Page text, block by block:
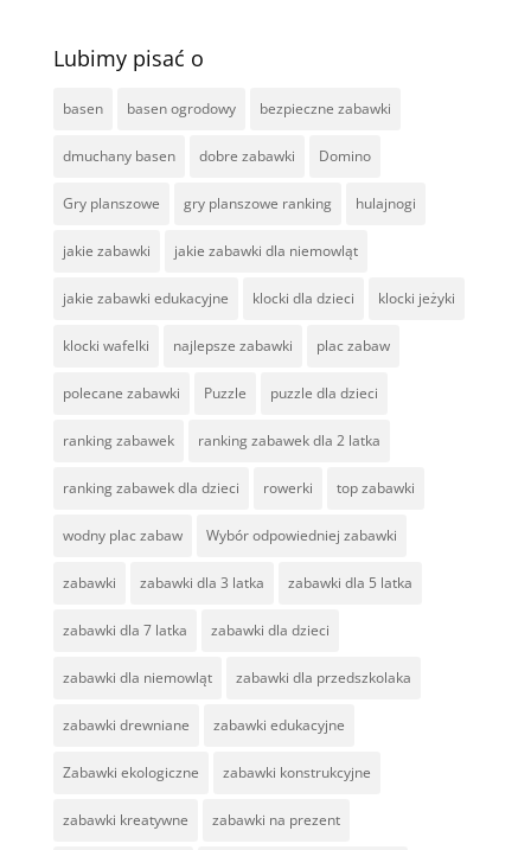
Lubimy pisać o
basen basen ogrodowy bezpieczne zabawki
dmuchany basen dobre zabawki Domino
Gry planszowe gry planszowe ranking hulajnogi
jakie zabawki jakie zabawki dla niemowląt
jakie zabawki edukacyjne klocki dla dzieci klocki jeżyki
klocki wafelki najlepsze zabawki plac zabaw
polecane zabawki Puzzle puzzle dla dzieci
ranking zabawek ranking zabawek dla 2 latka
ranking zabawek dla dzieci rowerki top zabawki
wodny plac zabaw Wybór odpowiedniej zabawki
zabawki zabawki dla 3 latka zabawki dla 5 latka
zabawki dla 7 latka zabawki dla dzieci
zabawki dla niemowląt zabawki dla przedszkolaka
zabawki drewniane zabawki edukacyjne
Zabawki ekologiczne zabawki konstrukcyjne
zabawki kreatywne zabawki na prezent